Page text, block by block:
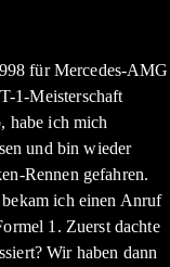
für Mercedes-AMG
1-Meisterschaft
habe ich mich
und bin wieder
Rennen gefahren.
ich einen Anruf
1. Zuerst dachte
Wir haben dann